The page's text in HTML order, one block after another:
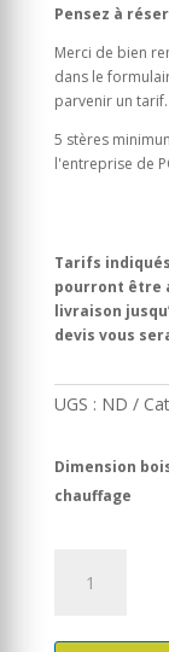
Pensez à
Merci de bien
dans le
parvenir un tarif.
5 stères
l'entreprise de
Tarifs
pourront être
livraison
devis vous
UGS : ND
Dimension
chauffage